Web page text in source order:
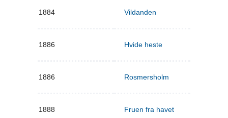
1884 Vildanden
1886 Hvide heste
1886 Rosmersholm
1888 Fruen fra havet